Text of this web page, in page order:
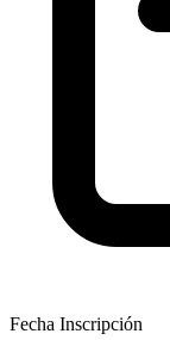
Fecha Inscripción